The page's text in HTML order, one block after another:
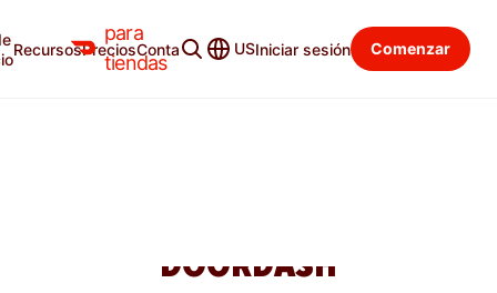
para
tiendas
RecursosPreciosContacto USIniciar sesión Comenzar
SUCCESS STORIES
DOORDASH